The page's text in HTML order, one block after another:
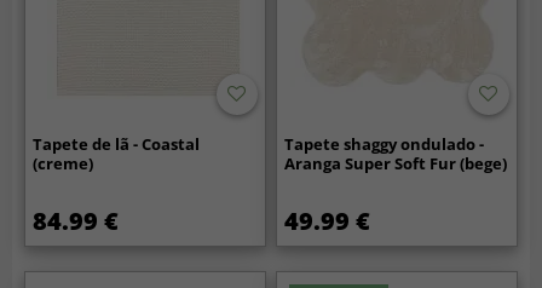
Tapete de lã - Coastal
(creme)
84.99 €
Tapete shaggy ondulado -
Aranga Super Soft Fur (bege)
49.99 €